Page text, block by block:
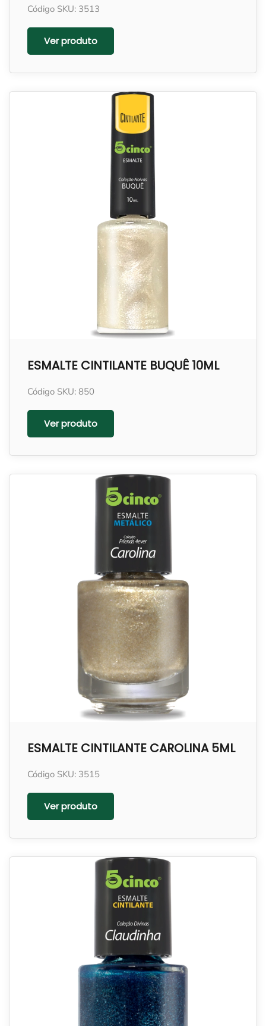
Código SKU: 3513
Ver produto
ESMALTE CINTILANTE BUQUÊ 10ML
Código SKU: 850
Ver produto
ESMALTE CINTILANTE CAROLINA 5ML
Código SKU: 3515
Ver produto